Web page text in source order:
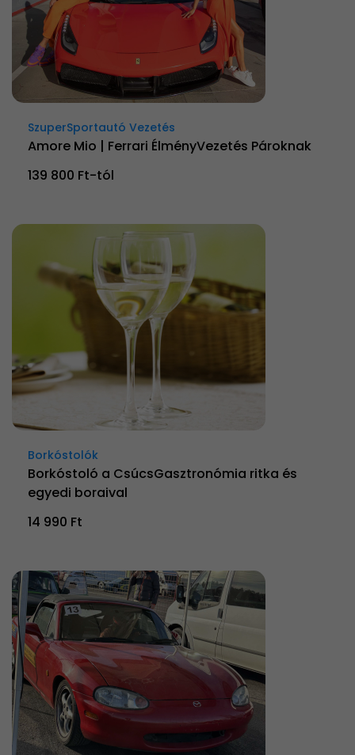
SzuperSportautó Vezetés
Amore Mio | Ferrari ÉlményVezetés Pároknak
139 800 Ft-tól
Borkóstolók
Borkóstoló a CsúcsGasztronómia ritka és
egyedi boraival
14 990 Ft